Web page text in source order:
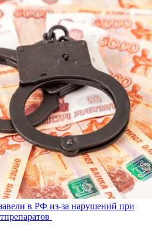
в РФ из-за нарушений при